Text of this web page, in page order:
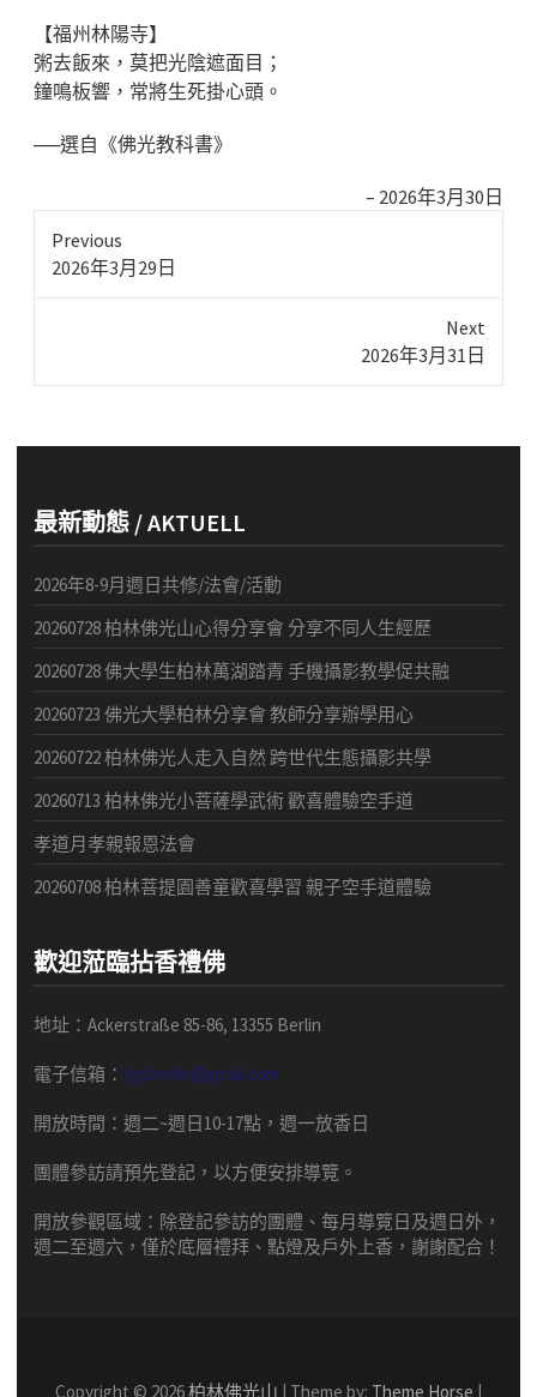
【福州林陽寺】
粥去飯來，莫把光陰遮面目；
鐘鳴板響，常將生死掛心頭。
──選自《佛光教科書》
2026年3月30日
Previous
Previous
2026年3月29日
Next
2026年3月31日
最新動態 / AKTUELL
2026年8-9月週日共修/法會/活動
20260728 柏林佛光山心得分享會 分享不同人生經歷
20260728 佛大學生柏林萬湖踏青 手機攝影教學促共融
20260723 佛光大學柏林分享會 教師分享辦學用心
20260722 柏林佛光人走入自然 跨世代生態攝影共學
20260713 柏林佛光小菩薩學武術 歡喜體驗空手道
孝道月孝親報恩法會
20260708 柏林菩提園善童歡喜學習 親子空手道體驗
歡迎蒞臨拈香禮佛
地址：Ackerstraße 85-86, 13355 Berlin
電子信箱： fgsberlin@gmail.com
開放時間 ： 週二~週日10-17點， 週一放香日
團體參訪請預先登記，以方便安排導覽 。
開放參觀區域： 除登記參訪的團體、每月導覽日及週日外，
週二至週六，僅於底層禮拜、點燈及戶外上香，謝謝配合！
Copyright © 2026柏林佛光山 | Theme by: Theme Horse |